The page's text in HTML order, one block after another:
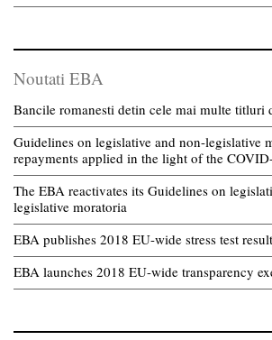
Noutati EBA
Bancile romanesti detin cele mai multe titluri
Guidelines on legislative and non-legislative
repayments applied in the light of the
The EBA reactivates its Guidelines on
legislative moratoria
EBA publishes 2018 EU-wide stress test
EBA launches 2018 EU-wide transparency